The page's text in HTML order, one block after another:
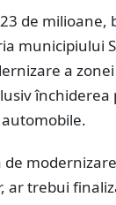
de milioane,
municipiului
a
închiderea
de
ar trebui